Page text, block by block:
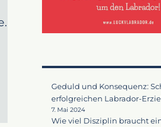
Geduld und Konsequenz:
erfolgreichen Labrador-
7. Mai 2024
Wie viel Disziplin braucht